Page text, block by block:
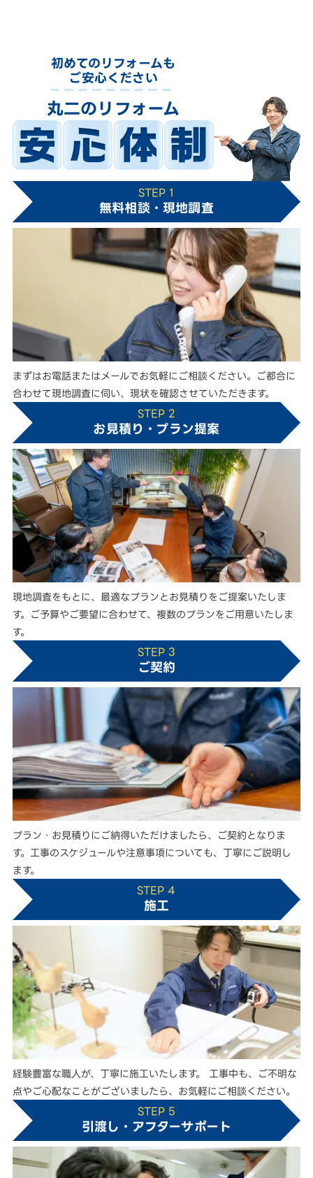
初めてのリフォームも
ご安心ください
丸二のリフォーム
STEP 1
無料相談・現地調査
まずはお電話またはメールでお気軽にご相談ください。ご都合に
合わせて現地調査に伺い、現状を確認させていただきます。
STEP 2
お見積り・プラン提案
現地調査をもとに、最適なプランとお見積りをご提案いたしま
す。ご予算やご要望に合わせて、複数のプランをご用意いたしま
す。
STEP 3
ご契約
プラン・お見積りにご納得いただけましたら、ご契約となりま
す。工事のスケジュールや注意事項についても、丁寧にご説明し
ます。
STEP 4
施工
経験豊富な職人が、丁寧に施工いたします。 工事中も、ご不明な
点やご心配なことがございましたら、お気軽にご相談ください。
STEP 5
引渡し・アフターサポート